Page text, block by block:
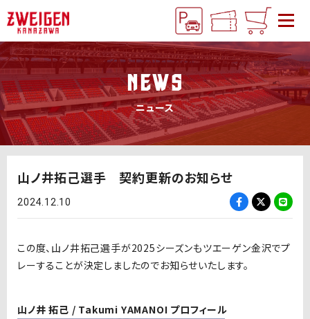
NEWS
ニュース
山ノ井拓己選手 契約更新のお知らせ
2024.12.10
この度、山ノ井拓己選手が2025シーズンもツエーゲン金沢でプ
レーすることが決定しましたのでお知らせいたします。
山ノ井 拓己 / Takumi YAMANOI プロフィール